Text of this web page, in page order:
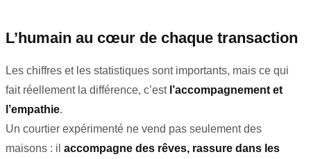
L’humain au cœur de chaque transaction
Les chiffres et les statistiques sont importants, mais ce qui
fait réellement la différence, c’est l’accompagnement et
l’empathie.
Un courtier expérimenté ne vend pas seulement des
maisons : il accompagne des rêves, rassure dans les